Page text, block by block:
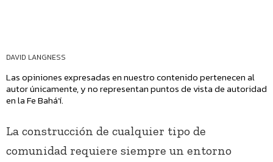
DAVID LANGNESS
Las opiniones expresadas en nuestro contenido pertenecen al
autor únicamente, y no representan puntos de vista de autoridad
en la Fe Bahá’í.
La construcción de cualquier tipo de
comunidad requiere siempre un entorno